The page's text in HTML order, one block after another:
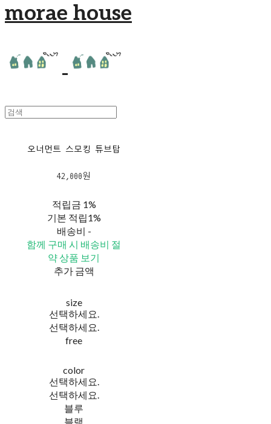
morae house
오너먼트 스모킹 튜브탑
42,000원
적립금 1%
기본 적립1%
배송비 -
함께 구매 시 배송비 절
약 상품 보기
추가 금액
size
선택하세요.
선택하세요.
free
color
선택하세요.
선택하세요.
블루
블랙